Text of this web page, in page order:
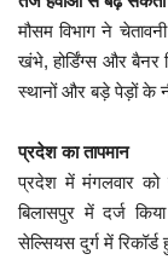
मौसम विभाग ने
खंभे, होर्डिंग्स और
स्थानों और बड़े पेड़ों के
प्रदेश का तापमान
प्रदेश में मंगलवार को
बिलासपुर में दर्ज
सेल्सियस दुर्ग में